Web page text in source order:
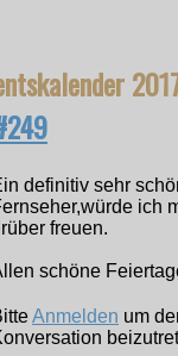
definitiv sehr
ich
freuen.
schöne
Anmelden um